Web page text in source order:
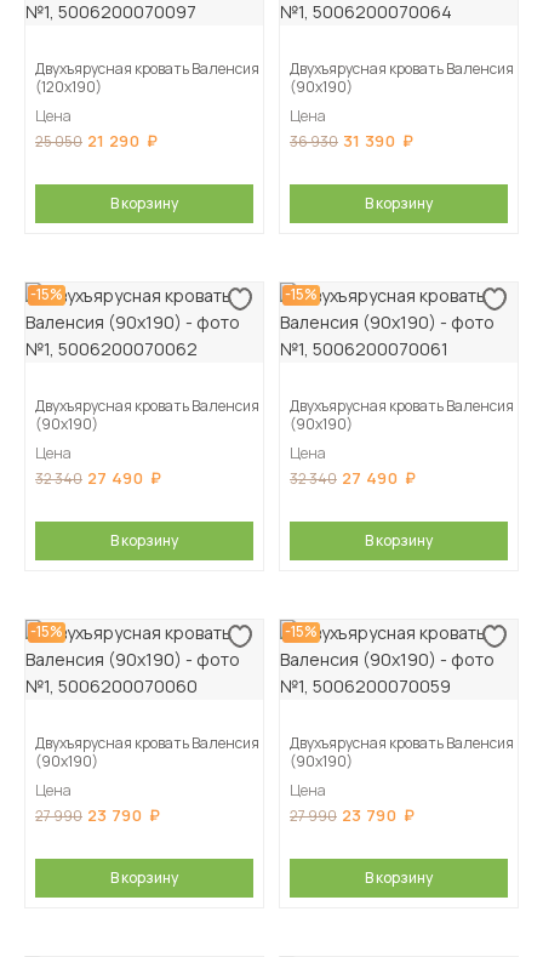
Двухъярусная кровать Валенсия
(120х190)
Цена
25 050 21 290
В корзину
Двухъярусная кровать Валенсия
(90х190)
Цена
36 930 31 390
В корзину
-15%
Двухъярусная кровать Валенсия
(90х190)
Цена
32 340 27 490
В корзину
-15%
Двухъярусная кровать Валенсия
(90х190)
Цена
32 340 27 490
В корзину
-15%
Двухъярусная кровать Валенсия
(90х190)
Цена
27 990 23 790
В корзину
-15%
Двухъярусная кровать Валенсия
(90х190)
Цена
27 990 23 790
В корзину